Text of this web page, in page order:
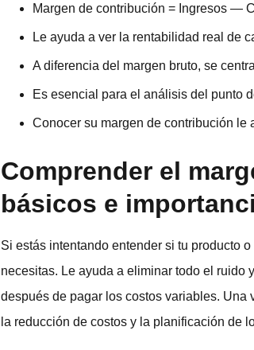
Margen de contribución = Ingresos —
Le ayuda a ver la rentabilidad real de
A diferencia del margen bruto, se
Es esencial para el análisis del punto
Conocer su margen de contribución le
Comprender el
básicos e
Si estás intentando entender si tu producto
necesitas. Le ayuda a eliminar todo el ruido
después de pagar los costos variables.
la reducción de costos y la planificación de